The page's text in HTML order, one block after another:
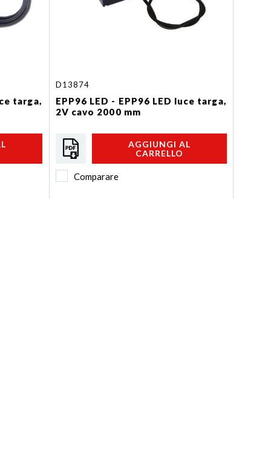
targa,
D13874
EPP96 LED - EPP96 LED luce targa,
2V cavo 2000 mm
AGGIUNGI AL
CARRELLO
Comparare